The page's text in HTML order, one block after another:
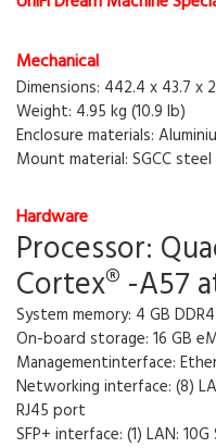
Mechanical
Dimensions: 442.4 x 43.7 x
Weight: 4.95 kg (10.9 lb)
Enclosure materials:
Mount material: SGCC steel
Hardware
Processor:
Cortex® -A57
System memory: 4 GB DDR4
On-board storage: 16 GB
Managementinterface:
Networking interface: (8)
RJ45 port
SFP+ interface: (1) LAN: 10G